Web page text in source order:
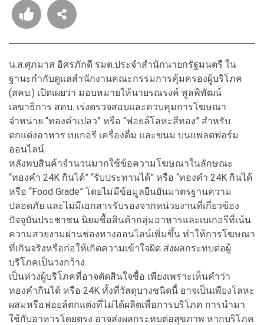
น.ส.ศุภมาส อิศรภักดี รมต.ประจำสำนักนายกรัฐมนตรี ใน
ฐานะกำกับดูแลสำนักงานคณะกรรมการคุ้มครองผู้บริโภค
(สคบ.) เปิดเผยว่า มอบหมายให้นายรณรงค์ พูลพิพัฒน์
เลขาธิการ สคบ. เร่งตรวจสอบและควบคุมการโฆษณา
จำหน่าย “ทองคำเปลว” หรือ “ฟอยล์โลหะสีทอง” สำหรับ
ตกแต่งอาหาร เบเกอรี เครื่องดื่ม และขนม บนแพลตฟอร์ม
ออนไลน์
หลังพบสินค้าจำนวนมากใช้ข้อความโฆษณาในลักษณะ
“ทองคำ 24K กินได้” “รับประทานได้” หรือ “ทองคำ 24K กินได้
หรือ “Food Grade” โดยไม่มีข้อมูลยืนยันมาตรฐานความ
ปลอดภัย และไม่มีเอกสารรับรองจากหน่วยงานที่เกี่ยวข้อง
ปัจจุบันประชาชน นิยมซื้อสินค้ากลุ่มอาหารและเบเกอรีที่เน้น
ความสวยงามผ่านช่องทางออนไลน์เพิ่มขึ้น ทำให้การโฆษณา
ที่เกินจริงหรือก่อให้เกิดความเข้าใจผิด ส่งผลกระทบต่อผู้
บริโภคเป็นวงกว้าง
เป็นห่วงผู้บริโภคที่อาจตัดสินใจซื้อ เพียงเพราะเห็นคำว่า
ทองคำกินได้ หรือ 24K ทั้งที่วัสดุบางชนิดนี้ อาจเป็นเพียงโลหะ
ผสมหรือฟอยล์ตกแต่งที่ไม่ได้ผลิตเพื่อการบริโภค การนำมา
ใช้กับอาหารโดยตรง อาจส่งผลกระทบต่อสุขภาพ หากบริโภค